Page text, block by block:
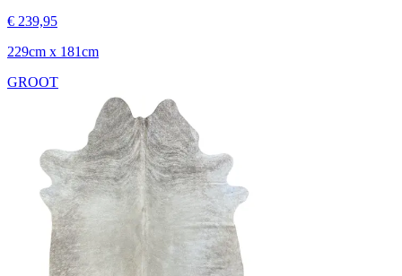
€ 239,95
229cm x 181cm
GROOT